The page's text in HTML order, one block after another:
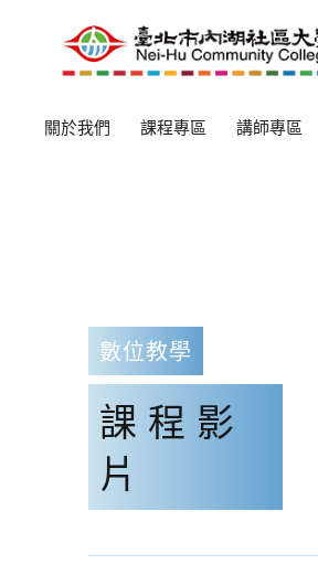
關於我們 課程專區 講師專區
數位教學
課程影
片